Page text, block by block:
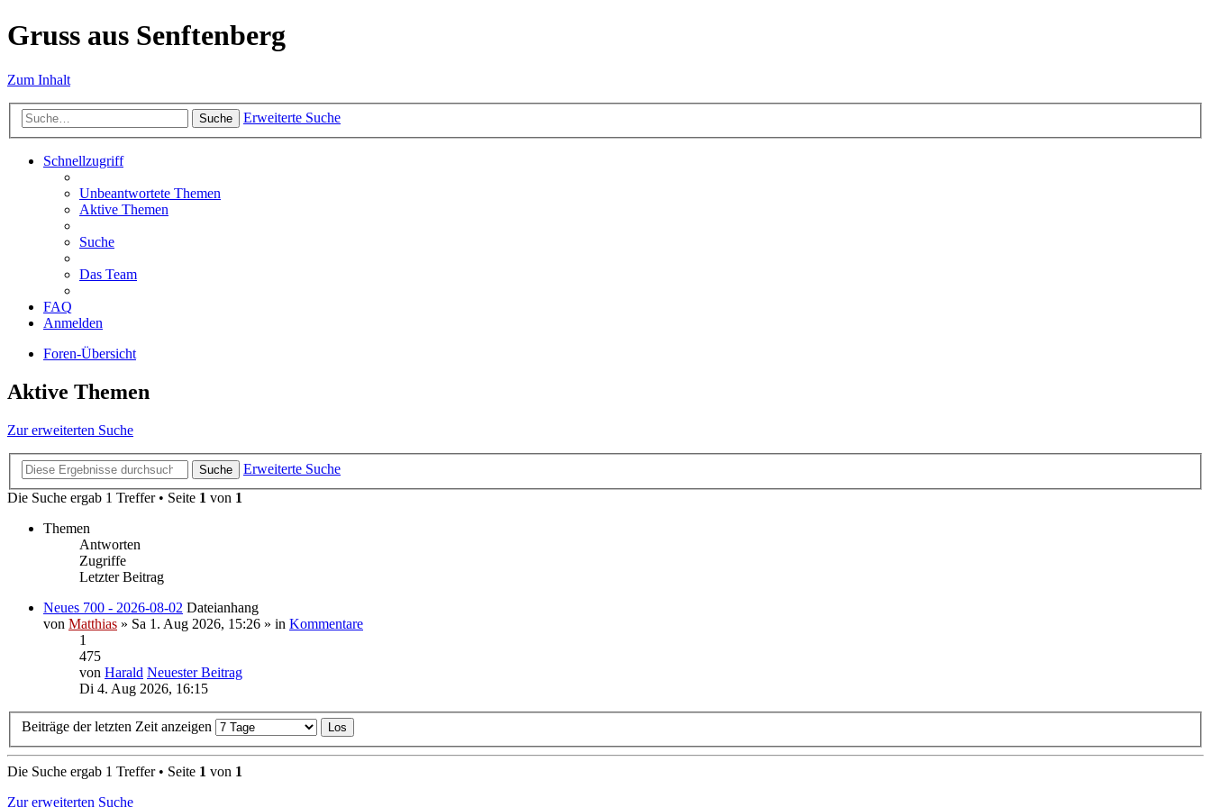
Gruss aus Senftenberg
Zum Inhalt
Suche Erweiterte Suche
Schnellzugriff
Unbeantwortete Themen
Aktive Themen
Suche
Das Team
FAQ
Anmelden
Foren-Übersicht
Aktive Themen
Zur erweiterten Suche
Suche
Erweiterte Suche
Die Suche ergab 1 Treffer • Seite 1 von 1
Themen
Antworten
Zugriffe
Letzter Beitrag
Neues 700 - 2026-08-02 Dateianhang
von Matthias » Sa 1. Aug 2026, 15:26 » in Kommentare
1
475
von Harald Neuester Beitrag
Di 4. Aug 2026, 16:15
Beiträge der letzten Zeit anzeigen
Die Suche ergab 1 Treffer • Seite 1 von 1
Zur erweiterten Suche